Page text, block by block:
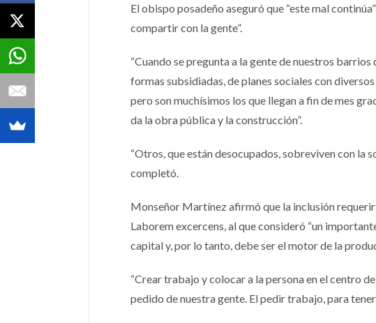
El obispo posadeño aseguró que “este mal
compartir con la gente”.
“Cuando se pregunta a la gente de nuestros
formas subsidiadas, de planes sociales con
pero son muchísimos los que llegan a fin de mes
da la obra pública y la construcción”.
“Otros, que están desocupados, sobreviven con la
completó.
Monseñor Martínez afirmó que la inclusión
Laborem excercens, al que consideró “un
capital y, por lo tanto, debe ser el motor de la
“Crear trabajo y colocar a la persona en el centro
pedido de nuestra gente. El pedir trabajo, para